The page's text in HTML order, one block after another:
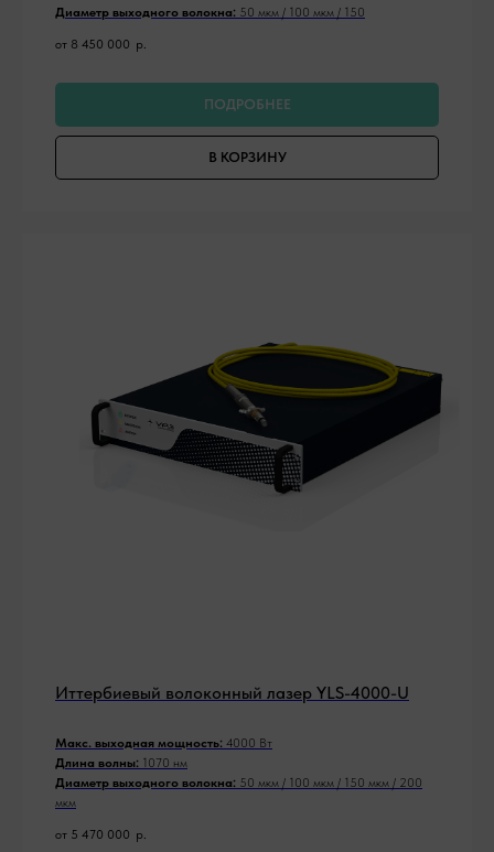
Диаметр выходного волокна: 50 мкм / 100 мкм / 150
от 8 450 000 р.
ПОДРОБНЕЕ
В КОРЗИНУ
Иттербиевый волоконный лазер YLS-4000-U
Макс. выходная мощность: 4000 Вт
Длина волны: 1070 нм
Диаметр выходного волокна: 50 мкм / 100 мкм / 150 мкм / 200
мкм
от 5 470 000 р.